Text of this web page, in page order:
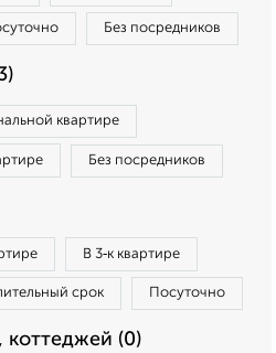
Без посредников
квартире
Без посредников
В 3‑к квартире
срок Посуточно
коттеджей (0)